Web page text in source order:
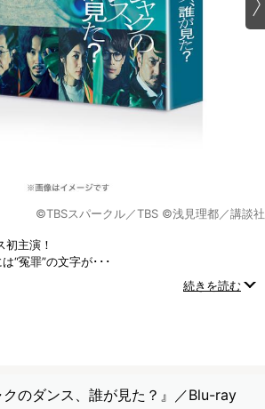
©TBSスパークル／TBS ©浅見理都／講談社
初主演！
“冤罪”の文字が･･･
真相に迫るヒューマンクライムサスペンス！
続きを読む
のダンス、誰が見た？』／Blu-ray